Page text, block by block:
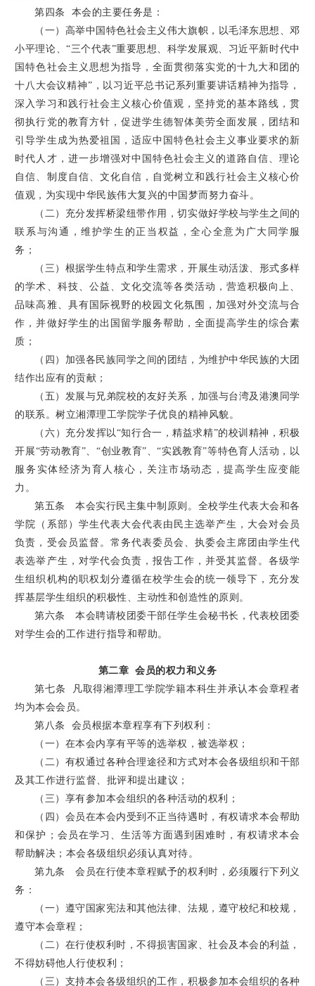
第四条 本会的主要任务是：
（一）高举中国特色社会主义伟大旗帜，以毛泽东思想、邓
小平理论、“三个代表”重要思想、科学发展观、习近平新时代中
国特色社会主义思想为指导，全面贯彻落实党的十九大和团的
十八大会议精神”，以习近平总书记系列重要讲话精神为指导，
深入学习和践行社会主义核心价值观，坚持党的基本路线，贯
彻执行党的教育方针，促进学生德智体美劳全面发展，团结和
引导学生成为热爱祖国，适应中国特色社会主义事业要求的新
时代人才，进一步增强对中国特色社会主义的道路自信、理论
自信、制度自信、文化自信，自觉树立和践行社会主义核心价
值观，为实现中华民族伟大复兴的中国梦而努力奋斗。
（二）充分发挥桥梁纽带作用，切实做好学校与学生之间的
联系与沟通，维护学生的正当权益，全心全意为广大同学服
务；
（三）根据学生特点和学生需求，开展生动活泼、形式多样
的学术、科技、公益、文化交流等各类活动，营造积极向上、
品味高雅、具有国际视野的校园文化氛围，加强对外交流与合
作，并做好学生的出国留学服务帮助，全面提高学生的综合素
质；
（四）加强各民族同学之间的团结，为维护中华民族的大团
结作出应有的贡献；
（五）发展与兄弟院校的友好关系，加强与台湾及港澳同学
的联系。树立湘潭理工学院学子优良的精神风貌。
（六）充分发挥以“知行合一，精益求精”的校训精神，积极
开展“劳动教育”、“创业教育”、“实践教育”等特色育人活动，以
服务实体经济为育人核心，关注市场动态，提高学生应变能
力。
第五条 本会实行民主集中制原则。全校学生代表大会和各
学院（系部）学生代表大会代表由民主选举产生，大会对会员
负责，受会员监督。常务代表委员会、执委会主席团由学生代
表选举产生，对学代会负责，报告工作，并受其监督。各级学
生组织机构的职权划分遵循在校学生会的统一领导下，充分发
挥基层学生组织的积极性、主动性和创造性的原则。
第六条 本会聘请校团委干部任学生会秘书长，代表校团委
对学生会的工作进行指导和帮助。
第二章 会员的权力和义务
第七条 凡取得湘潭理工学院学籍本科生并承认本会章程者
均为本会会员。
第八条 会员根据本章程享有下列权利：
（一）在本会内享有平等的选举权，被选举权；
（二）有权通过各种合理途径和方式对本会各级组织和干部
及其工作进行监督、批评和提出建议；
（三）享有参加本会组织的各种活动的权利；
（四）会员在本会内受到不正当待遇时，有权请求本会帮助
和保护；会员在学习、生活等方面遇到困难时，有权请求本会
帮助解决；本会各级组织必须认真对待。
第九条 会员在行使本章程赋予的权利时，必须履行下列义
务：
（一）遵守国家宪法和其他法律、法规，遵守校纪和校规，
遵守本会章程；
（二）在行使权利时，不得损害国家、社会及本会的利益，
不得妨碍他人行使权利；
（三）支持本会各级组织的工作，积极参加本会组织的各种